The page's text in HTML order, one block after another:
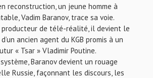
reconstruction, un jeune homme à
Vadim Baranov, trace sa voie.
producteur de télé-réalité, il devient le
ancien agent du KGB promis à un
« Tsar » Vladimir Poutine.
Baranov devient un rouage
Russie, façonnant les discours, les